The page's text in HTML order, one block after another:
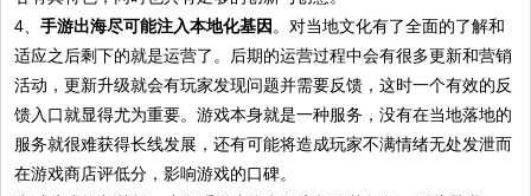
4、手游出海尽可能注入本地化基因 。对当地文化有了全面的了解和
适应之后剩下的就是运营了。后期的运营过程中会有很多更新和营销
活动，更新升级就会有玩家发现问题并需要反馈，这时一个有效的反
馈入口就显得尤为重要。游戏本身就是一种服务，没有在当地落地的
服务就很难获得长线发展，还有可能将造成玩家不满情绪无处发泄而
在游戏商店评低分，影响游戏的口碑。